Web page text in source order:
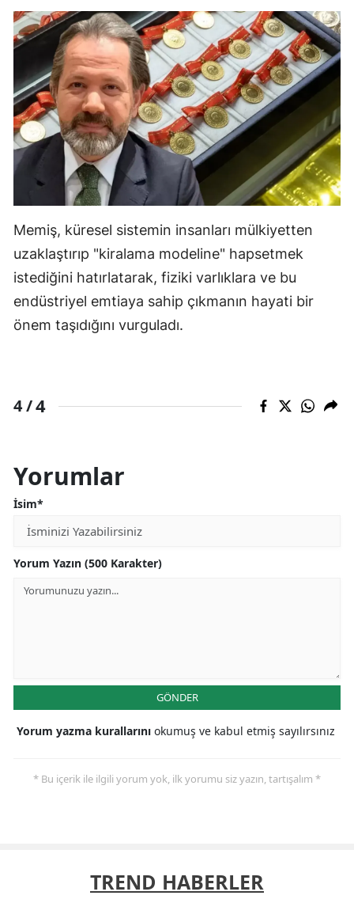
Memiş, küresel sistemin insanları mülkiyetten
uzaklaştırıp "kiralama modeline" hapsetmek
istediğini hatırlatarak, fiziki varlıklara ve bu
endüstriyel emtiaya sahip çıkmanın hayati bir
önem taşıdığını vurguladı.
4 /4
Yorumlar
İsim*
Yorum Yazın (500 Karakter)
GÖNDER
Yorum yazma kurallarını okumuş ve kabul etmiş sayılırsınız
* Bu içerik ile ilgili yorum yok, ilk yorumu siz yazın, tartışalım *
TREND HABERLER